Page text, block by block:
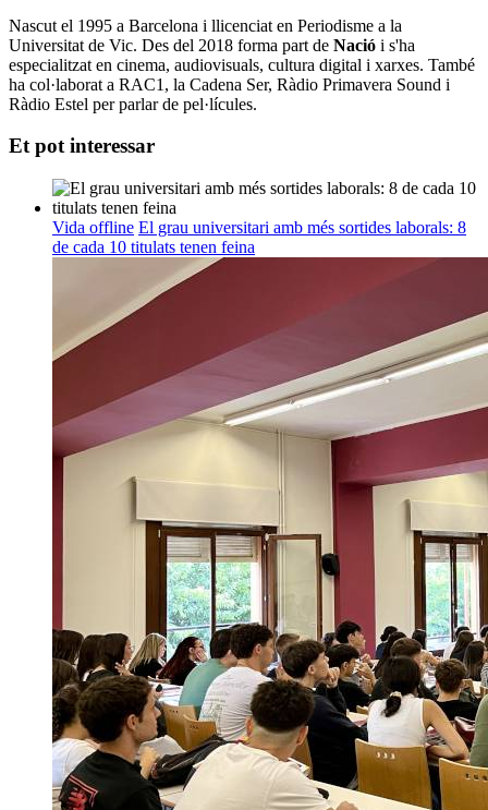
Nascut el 1995 a Barcelona i llicenciat en Periodisme a la
Universitat de Vic. Des del 2018 forma part de Nació i s'ha
especialitzat en cinema, audiovisuals, cultura digital i xarxes. També
ha col·laborat a RAC1, la Cadena Ser, Ràdio Primavera Sound i
Ràdio Estel per parlar de pel·lícules.
Et pot interessar
Vida offline El grau universitari amb més sortides laborals: 8
de cada 10 titulats tenen feina